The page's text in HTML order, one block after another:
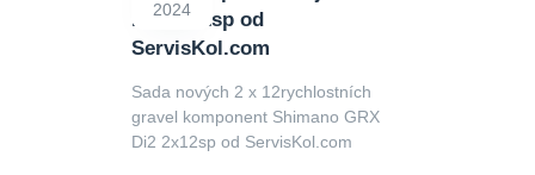
Di2 2x12sp od
ServisKol.com
2024
Sada nových 2 x 12rychlostních
gravel komponent Shimano GRX
Di2 2x12sp od ServisKol.com